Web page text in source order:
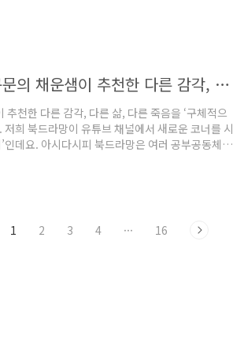
? 북드라망 유튜브에서 절찬리에 공개 중인 ‘북
북드라망 북넷-릴레이 1탄 ― 규문의 채운샘이 추천한 다른 감각, 다른 삶, 다른 죽음을 ‘구체적으로’ 꿈꾸게 하는 책들
천한 다른 감각, 다른 삶, 다른 죽음을 ‘구체적으
희 북드라망이 유튜브 채널에서 새로운 코너를 시
데요. 아시다시피 북드라망은 여러 공부공동체들
공동체에서 공부하시는 선생님들 가운데 달마다
1 2 3 4 ··· 16